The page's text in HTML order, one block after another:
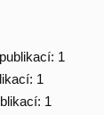
1
1
1